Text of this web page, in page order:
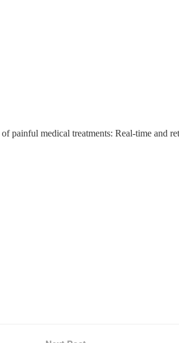
painful medical treatments: Real-time and